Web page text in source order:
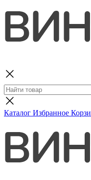
Каталог Избранное